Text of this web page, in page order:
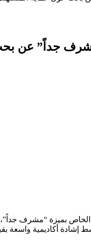
جداً” عن
بميزة “مشرف جداً”، مع